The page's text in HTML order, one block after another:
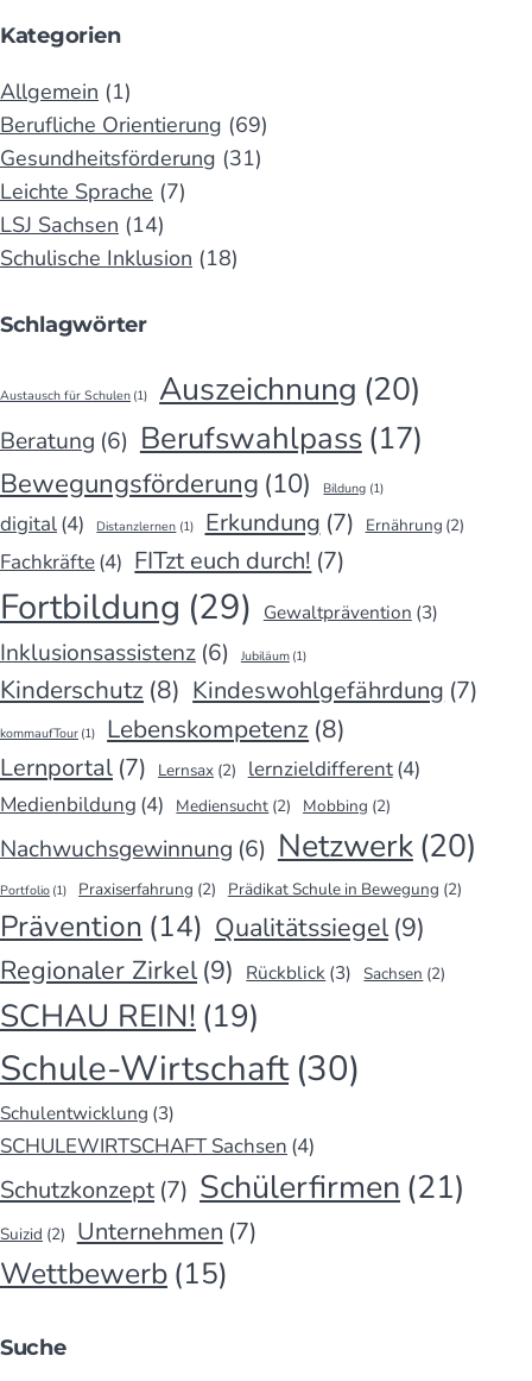
Kategorien
Allgemein (1)
Berufliche Orientierung (69)
Gesundheitsförderung (31)
Leichte Sprache (7)
LSJ Sachsen (14)
Schulische Inklusion (18)
Schlagwörter
Austausch für Schulen (1) Auszeichnung (20)
Beratung (6) Berufswahlpass (17)
Bewegungsförderung (10) Bildung (1)
digital(4) Distanzlernen (1) Erkundung (7) Ernährung (2)
Fachkräfte(4) FITzt euch durch! (7)
Fortbildung (29) Gewaltprävention (3)
Inklusionsassistenz (6) Jubiläum (1)
Kinderschutz (8) Kindeswohlgefährdung (7)
kommaufTour (1) Lebenskompetenz (8)
Lernportal (7) Lernsax (2) lernzieldifferent(4)
Medienbildung (4) Mediensucht (2) Mobbing (2)
Nachwuchsgewinnung (6) Netzwerk(20)
Portfolio (1) Praxiserfahrung (2) Prädikat Schule in Bewegung (2)
Prävention (14) Qualitätssiegel (9)
Regionaler Zirkel (9) Rückblick (3) Sachsen (2)
SCHAU REIN! (19)
Schule-Wirtschaft (30)
Schulentwicklung (3)
SCHULEWIRTSCHAFT Sachsen (4)
Schutzkonzept (7) Schülerfirmen (21)
Suizid (2) Unternehmen (7)
Wettbewerb (15)
Suche